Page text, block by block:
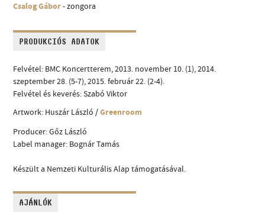
Csalog Gábor- zongora
PRODUKCIÓS ADATOK
Felvétel: BMC Koncertterem, 2013. november 10. (1), 2014.
szeptember 28. (5-7), 2015. február 22. (2-4).
Felvétel és keverés: Szabó Viktor
Artwork: Huszár László /Greenroom
Producer: Gőz László
Label manager: Bognár Tamás
Készült a Nemzeti Kulturális Alap támogatásával.
AJÁNLÓK